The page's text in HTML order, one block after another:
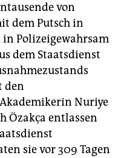
von
dem Putsch in
Polizeigewahrsam
dem Staatsdienst
den
Nuriye
Özakça entlassen
sie vor 309 Tagen